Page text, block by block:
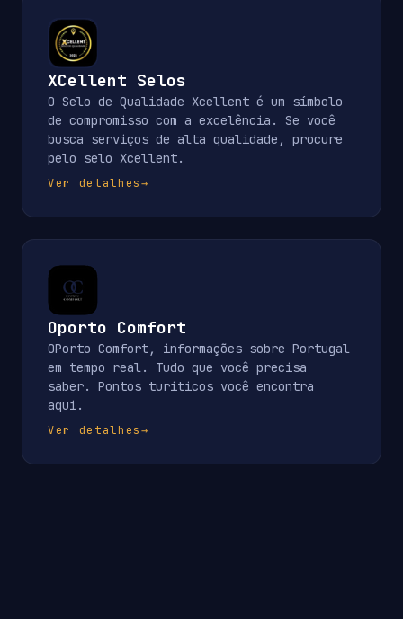
XCellent Selos
O Selo de Qualidade Xcellent é um símbolo
de compromisso com a excelência. Se você
busca serviços de alta qualidade, procure
pelo selo Xcellent.
Ver detalhes→
Oporto Comfort
OPorto Comfort, informações sobre Portugal
em tempo real. Tudo que você precisa
saber. Pontos turiticos você encontra
aqui.
Ver detalhes→